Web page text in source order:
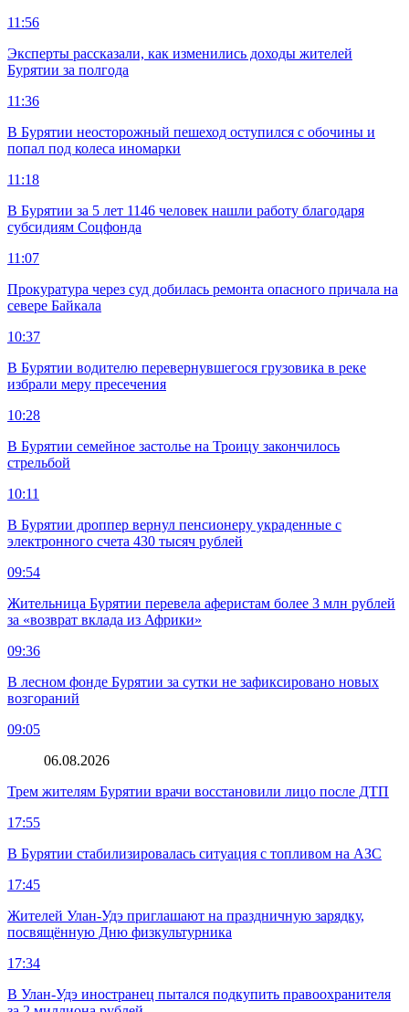
11:56
Эксперты рассказали, как изменились доходы жителей
Бурятии за полгода
11:36
В Бурятии неосторожный пешеход оступился с обочины и
попал под колеса иномарки
11:18
В Бурятии за 5 лет 1146 человек нашли работу благодаря
субсидиям Соцфонда
11:07
Прокуратура через суд добилась ремонта опасного причала на
севере Байкала
10:37
В Бурятии водителю перевернувшегося грузовика в реке
избрали меру пресечения
10:28
В Бурятии семейное застолье на Троицу закончилось
стрельбой
10:11
В Бурятии дроппер вернул пенсионеру украденные с
электронного счета 430 тысяч рублей
09:54
Жительница Бурятии перевела аферистам более 3 млн рублей
за «возврат вклада из Африки»
09:36
В лесном фонде Бурятии за сутки не зафиксировано новых
возгораний
09:05
06.08.2026
Трем жителям Бурятии врачи восстановили лицо после ДТП
17:55
В Бурятии стабилизировалась ситуация с топливом на АЗС
17:45
Жителей Улан-Удэ приглашают на праздничную зарядку,
посвящённую Дню физкультурника
17:34
В Улан-Удэ иностранец пытался подкупить правоохранителя